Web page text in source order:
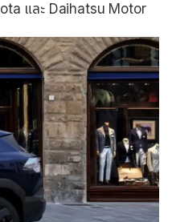
และ Daihatsu Motor